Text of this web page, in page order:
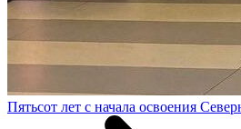
Пятьсот лет с начала освоения